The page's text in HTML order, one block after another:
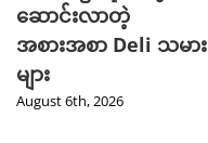
ဆောင်းလာတဲ့
အစားအစာ Deli သမား
များ
August 6th, 2026